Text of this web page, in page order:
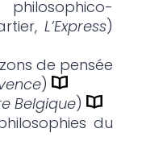
L’Express)
de pensée
)
Belgique)
du